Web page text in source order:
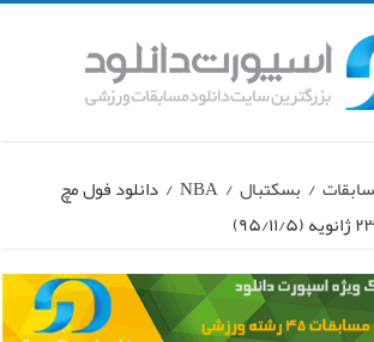
/ بسکتبال /
NBA
/ دانلود فول مچ